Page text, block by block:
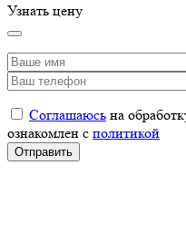
Узнать цену
Соглашаюсь на
ознакомлен с политикой